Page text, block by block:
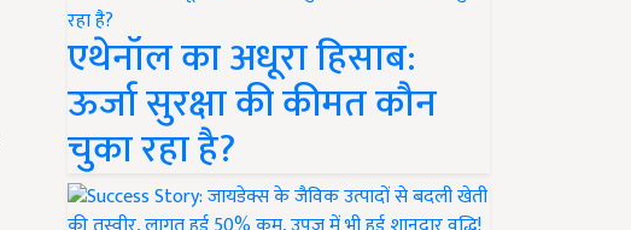
एथेनॉल का अधूरा हिसाब:
ऊर्जा सुरक्षा की कीमत कौन
चुका रहा है?